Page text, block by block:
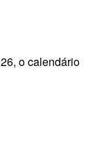
o calendário